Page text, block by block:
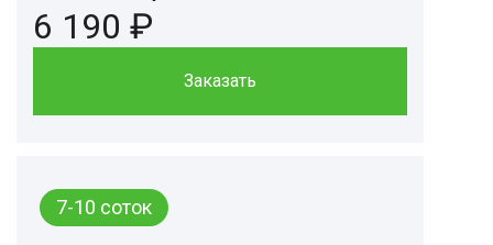
6 190 ₽
Заказать
7-10 соток